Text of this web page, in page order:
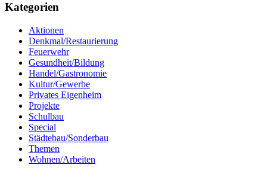
Kategorien
Aktionen
Denkmal/Restaurierung
Feuerwehr
Gesundheit/Bildung
Handel/Gastronomie
Kultur/Gewerbe
Privates Eigenheim
Projekte
Schulbau
Special
Städtebau/Sonderbau
Themen
Wohnen/Arbeiten